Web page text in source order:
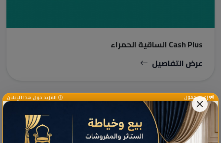
Cash Plus الساقية الحمراء
عرض التفاصيل
دليل الخدمات ومعلومات إضافية
إعلان ممول المزيد حول هذا الإعلان